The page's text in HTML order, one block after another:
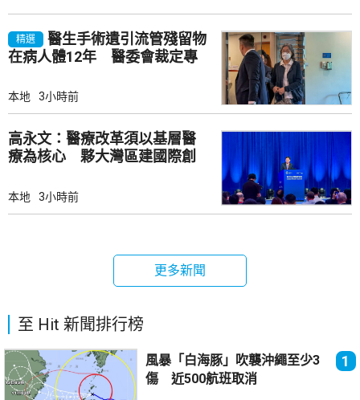
精選
醫生手術遺引流管殘留物
在病人體12年 醫委會裁定專
本地 3小時前
高永文：醫療改革須以基層醫
療為核心 夥大灣區建國際創
本地 3小時前
更多新聞
至 Hit 新聞排行榜
風暴「白海豚」吹襲沖繩至少3
傷 近500航班取消
1